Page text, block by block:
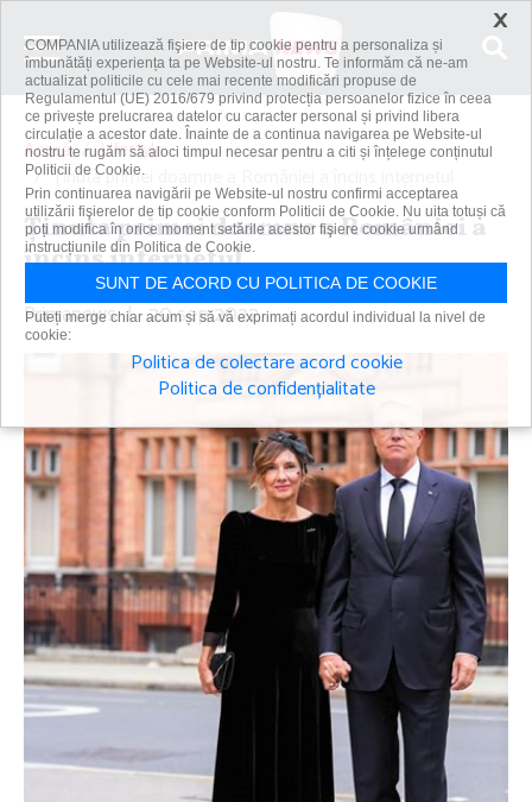
Acasă
Lifestyle
Ţinuta primei doamne a României a încins internetul
Ţinuta primei doamne a României a
încins internetul
Primanews | 20 sep 2022
×
COMPANIA utilizează fişiere de tip cookie pentru a personaliza și
îmbunătăți experiența ta pe Website-ul nostru. Te informăm că ne-am
actualizat politicile cu cele mai recente modificări propuse de
Regulamentul (UE) 2016/679 privind protecția persoanelor fizice în ceea
ce privește prelucrarea datelor cu caracter personal și privind libera
circulație a acestor date. Înainte de a continua navigarea pe Website-ul
nostru te rugăm să aloci timpul necesar pentru a citi și înțelege conținutul
Politicii de Cookie.
Prin continuarea navigării pe Website-ul nostru confirmi acceptarea
utilizării fişierelor de tip cookie conform Politicii de Cookie. Nu uita totuși că
poți modifica în orice moment setările acestor fişiere cookie urmând
instrucțiunile din Politica de Cookie.
SUNT DE ACORD CU POLITICA DE COOKIE
Puteți merge chiar acum și să vă exprimați acordul individual la nivel de
cookie:
Politica de colectare acord cookie
Politica de confidențialitate